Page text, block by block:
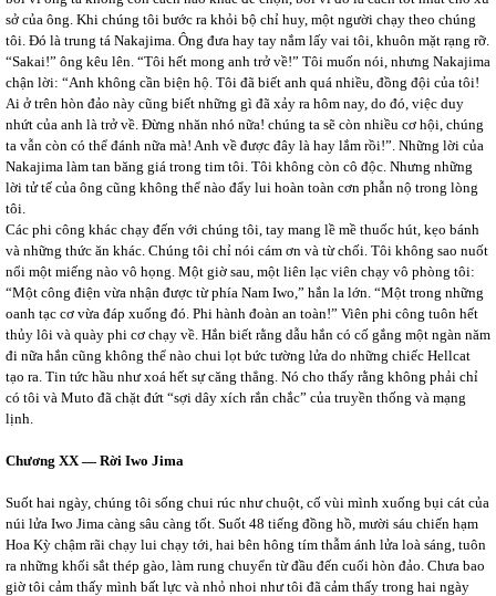
sở của ông. Khi chúng tôi bước ra khỏi bộ chỉ huy, một người chạy theo chúng
tôi. Đó là trung tá Nakajima. Ông đưa hay tay nắm lấy vai tôi, khuôn mặt rạng rỡ.
“Sakai!” ông kêu lên. “Tôi hết mong anh trở về!” Tôi muốn nói, nhưng Nakajima
chận lời: “Anh không cần biện hộ. Tôi đã biết anh quá nhiều, đồng đội của tôi!
Ai ở trên hòn đảo này cũng biết những gì đã xảy ra hôm nay, do đó, việc duy
nhứt của anh là trở về. Đừng nhăn nhó nữa! chúng ta sẽ còn nhiều cơ hội, chúng
ta vẫn còn có thể đánh nữa mà! Anh về được đây là hay lắm rồi!”. Những lời của
Nakajima làm tan băng giá trong tim tôi. Tôi không còn cô độc. Nhưng những
lời tử tế của ông cũng không thể nào đẩy lui hoàn toàn cơn phẫn nộ trong lòng
tôi.
Các phi công khác chạy đến với chúng tôi, tay mang lề mề thuốc hút, kẹo bánh
và những thức ăn khác. Chúng tôi chỉ nói cám ơn và từ chối. Tôi không sao nuốt
nổi một miếng nào vô họng. Một giờ sau, một liên lạc viên chạy vô phòng tôi:
“Một công điện vừa nhận được từ phía Nam Iwo,” hắn la lớn. “Một trong những
oanh tạc cơ vừa đáp xuống đó. Phi hành đoàn an toàn!” Viên phi công tuôn hết
thủy lôi và quày phi cơ chạy về. Hắn biết rằng dẫu hắn có cố gắng một ngàn năm
đi nữa hắn cũng không thể nào chui lọt bức tường lửa do những chiếc Hellcat
tạo ra. Tin tức hầu như xoá hết sự căng thẳng. Nó cho thấy rằng không phải chỉ
có tôi và Muto đã chặt đứt “sợi dây xích rắn chắc” của truyền thống và mạng
lịnh.
Chương XX ― Rời Iwo Jima
Suốt hai ngày, chúng tôi sống chui rúc như chuột, cố vùi mình xuống bụi cát của
núi lửa Iwo Jima càng sâu càng tốt. Suốt 48 tiếng đồng hồ, mười sáu chiến hạm
Hoa Kỳ chậm rãi chạy lui chạy tới, hai bên hông tím thẫm ánh lửa loà sáng, tuôn
ra những khối sắt thép gào, làm rung chuyển từ đầu đến cuối hòn đảo. Chưa bao
giờ tôi cảm thấy mình bất lực và nhỏ nhoi như tôi đã cảm thấy trong hai ngày